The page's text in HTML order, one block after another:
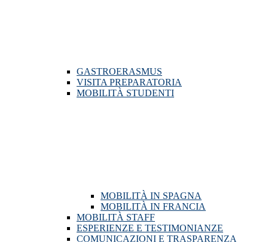
GASTROERASMUS
VISITA PREPARATORIA
MOBILITÀ STUDENTI
MOBILITÀ IN SPAGNA
MOBILITÀ IN FRANCIA
MOBILITÀ STAFF
ESPERIENZE E TESTIMONIANZE
COMUNICAZIONI E TRASPARENZA